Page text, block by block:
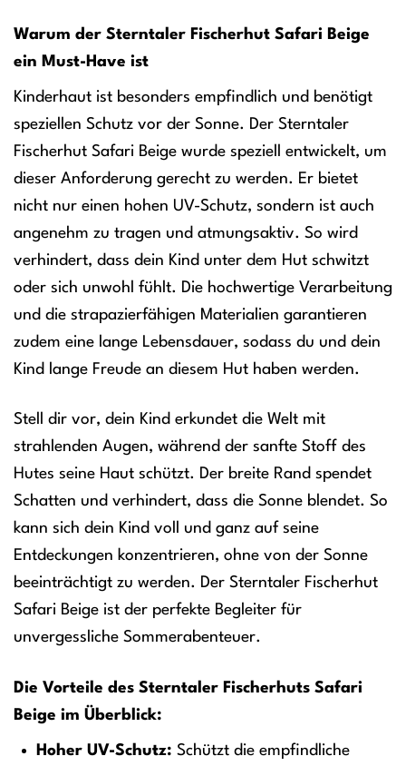
Warum der Sterntaler Fischerhut Safari Beige
ein Must-Have ist
Kinderhaut ist besonders empfindlich und benötigt
speziellen Schutz vor der Sonne. Der Sterntaler
Fischerhut Safari Beige wurde speziell entwickelt, um
dieser Anforderung gerecht zu werden. Er bietet
nicht nur einen hohen UV-Schutz, sondern ist auch
angenehm zu tragen und atmungsaktiv. So wird
verhindert, dass dein Kind unter dem Hut schwitzt
oder sich unwohl fühlt. Die hochwertige Verarbeitung
und die strapazierfähigen Materialien garantieren
zudem eine lange Lebensdauer, sodass du und dein
Kind lange Freude an diesem Hut haben werden.
Stell dir vor, dein Kind erkundet die Welt mit
strahlenden Augen, während der sanfte Stoff des
Hutes seine Haut schützt. Der breite Rand spendet
Schatten und verhindert, dass die Sonne blendet. So
kann sich dein Kind voll und ganz auf seine
Entdeckungen konzentrieren, ohne von der Sonne
beeinträchtigt zu werden. Der Sterntaler Fischerhut
Safari Beige ist der perfekte Begleiter für
unvergessliche Sommerabenteuer.
Die Vorteile des Sterntaler Fischerhuts Safari
Beige im Überblick:
Hoher UV-Schutz: Schützt die empfindliche